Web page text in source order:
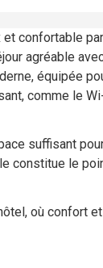
et confortable
agréable
équipée
comme le
suffisant
constitue le
où confort